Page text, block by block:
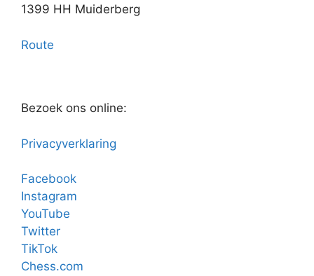
1399 HH Muiderberg
Route
Bezoek ons online:
Privacyverklaring
Facebook
Instagram
YouTube
Twitter
TikTok
Chess.com